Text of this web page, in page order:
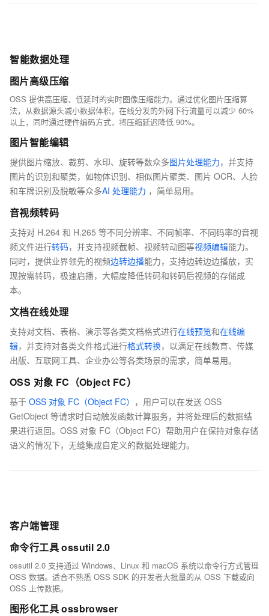
智能数据处理
图片高级压缩
OSS 提供高压缩、低延时的实时图像压缩能力。通过优化图片压缩算
法，从数据源头减小数据体积，在线分发的外网下行流量可以减少 60%
以上，同时通过硬件编码方式，将压缩延迟降低 90%。
图片智能编辑
提供图片缩放、裁剪、水印、旋转等数众多图片处理能力，并支持
图片的识别和聚类，如物体识别、相似图片聚类、图片 OCR、人脸
和车牌识别及脱敏等众多AI 处理能力 ，简单易用。
音视频转码
支持对 H.264 和 H.265 等不同分辨率、不同帧率、不同码率的音视
频文件进行转码，并支持视频截帧、视频转动图等视频编辑能力。
同时，提供业界领先的视频边转边播能力，支持边转边边播放，实
现按需转码，极速启播，大幅度降低转码和转码后视频的存储成
本。
文档在线处理
支持对文档、表格、演示等各类文档格式进行在线预览和在线编
辑，并支持对各类文件格式进行格式转换，以满足在线教育、传媒
出版、互联网工具、企业办公等各类场景的需求，简单易用。
OSS 对象 FC（Object FC）
基于 OSS 对象 FC（Object FC） ，用户可以在发送 OSS
GetObject 等请求时自动触发函数计算服务，并将处理后的数据结
果进行返回。OSS 对象 FC（Object FC）帮助用户在保持对象存储
语义的情况下，无缝集成自定义的数据处理能力。
客户端管理
命令行工具 ossutil 2.0
ossutil 2.0 支持通过 Windows、Linux 和 macOS 系统以命令行方式管理
OSS 数据。适合不熟悉 OSS SDK 的开发者大批量的从 OSS 下载或向
OSS 上传数据。
图形化工具 ossbrowser